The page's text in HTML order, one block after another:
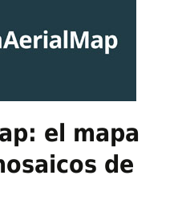
el mapa
de